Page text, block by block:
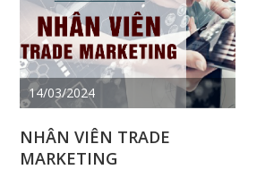
14/03/2024
NHÂN VIÊN TRADE
MARKETING